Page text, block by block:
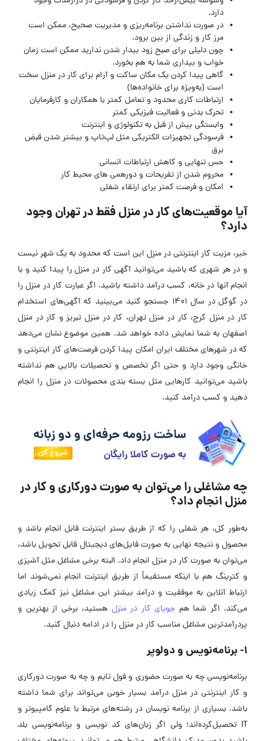
دارد.
در صورت نداشتن برنامه‌ریزی و مدیریت صحیح، ممکن است
مرز کار و زندگی از بین برود.
چون دلیلی برای صبح زود بیدار شدن ندارید ممکن است زمان
خواب و بیداری شما به هم بخورد.
گاهی پیدا کردن یک مکان ساکت و آرام برای کار در منزل سخت
است (به‌ویژه برای خانواده‌ها)
ارتباطات کاری محدود و تعامل کمتر با همکاران و کارفرمایان
تحرک بدنی و فعالیت فیزیکی کمتر
وابستگی بیش از قبل به تکنولوژی و اینترنت
فرسودگی تجهیزات الکتریکی مثل لپ‌تاپ و بیشتر شدن قبض
برق
حس تنهایی و کاهش ارتباطات انسانی
محروم شدن از تفریحات و دورهمی های محیط کار
امکان و فرصت کمتر برای ارتقاء شغلی
آیا موقعیت‌های کار در منزل فقط در تهران وجود
دارد؟
خیر، مزیت کار اینترنتی در منزل این است که محدود به یک شهر نیست
و در هر شهری که باشید می‌توانید آگهی کار در منزل را پیدا کنید و با
انجام آنها در خانه، کسب درآمد داشته باشید. اگر عبارت کار در منزل را
در گوگل در سال 1401 جستجو کنید می‌بینید که آگهی‌های استخدام
کار در منزل کرج، کار در منزل تهران، کار در منزل تبریز و کار در منزل
اصفهان به شما نمایش داده خواهد شد. همین موضوع نشان می‌‌‌دهد
که در شهرهای مختلف ایران امکان پیدا کردن فرصت‌های کار اینترنتی و
خانگی وجود دارد و حتی اگر تخصص و تحصیلات بالایی هم نداشته
باشید می‌توانید کارهایی مثل بسته بندی محصولات در منزل را انجام
دهید و کسب درآمد کنید.
چه مشاغلی را می‌توان به صورت دورکاری و کار در
منزل انجام داد؟
به‌طور کل، هر شغلی را که از طریق بستر اینترنت قابل انجام باشد و
محصول و نتیجه نهایی به صورت فایل‌های دیجیتال قابل تحویل باشد،
می‌توان به صورت کار در منزل انجام داد. البته برخی مشاغل مثل آشپزی
و کترینگ هم با اینکه مستقیماً از طریق اینترنت انجام نمی‌شوند اما
ارتباط آنلاین به موفقیت و درآمد بیشتر این مشاغل نیز کمک زیادی
می‌کند. اگر شما هم جویای کار در منزل هستید، برخی از بهترین و
پردرآمدترین مشاغل مناسب کار در منزل را در ادامه دنبال کنید.
1- برنامه‌نویس و دولوپر
برنامه‌نویسی چه به صورت حضوری و فول تایم و چه به صورت دورکاری
و کار اینترنتی در منزل درآمد بسیار خوبی می‌تواند برای شما داشته
باشد. بسیاری از برنامه نویسان در رشته‌های مرتبط با علوم کامپیوتر و
IT تحصیل‌کرده‌اند؛ ولی اگر زبان‌های کد نویسی و برنامه‌نویسی بلد